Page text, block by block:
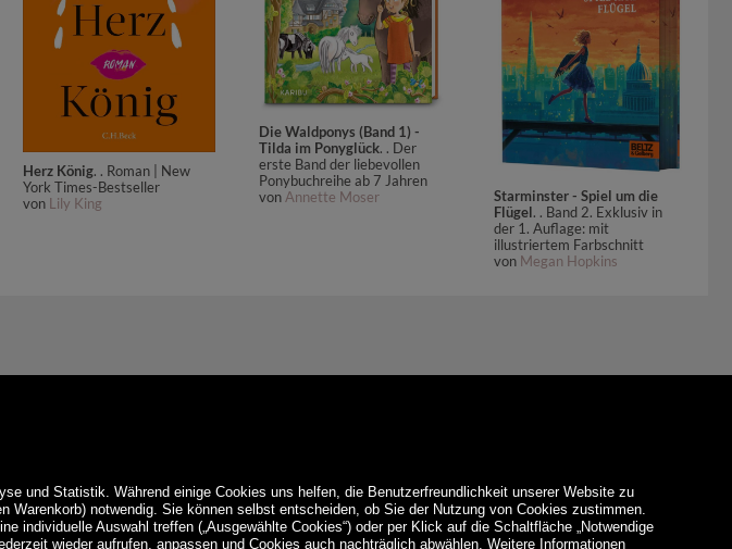
Herz König. . Roman | New
York Times-Bestseller
von Lily King
Die Waldponys (Band 1) -
Tilda im Ponyglück. . Der
erste Band der liebevollen
Ponybuchreihe ab 7 Jahren
von Annette Moser
Starminster - Spiel um die
Flügel. . Band 2. Exklusiv in
der 1. Auflage: mit
illustriertem Farbschnitt
von Megan Hopkins
und Statistik. Während einige Cookies uns helfen, die Benutzerfreundlichkeit unserer Website zu
notwendig. Sie können selbst entscheiden, ob Sie der Nutzung von Cookies zustimmen.
individuelle Auswahl treffen („Ausgewählte Cookies“) oder per Klick auf die Schaltfläche „Notwendige
wieder aufrufen, anpassen und Cookies auch nachträglich abwählen. Weitere Informationen